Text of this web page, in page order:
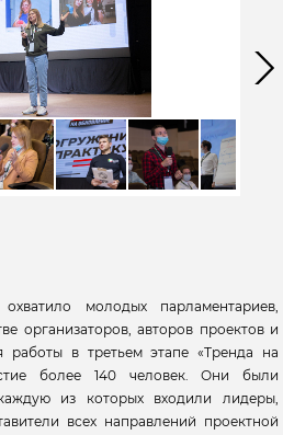
молодых парламентариев,
организаторов, авторов проектов и
работы в третьем этапе «Тренда на
более 140 человек. Они были
из которых входили лидеры,
всех направлений проектной